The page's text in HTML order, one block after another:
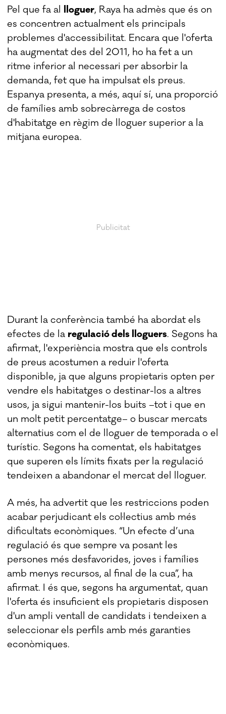
Pel que fa al lloguer, Raya ha admès que és on
es concentren actualment els principals
problemes d'accessibilitat. Encara que l'oferta
ha augmentat des del 2011, ho ha fet a un
ritme inferior al necessari per absorbir la
demanda, fet que ha impulsat els preus.
Espanya presenta, a més, aquí sí, una proporció
de famílies amb sobrecàrrega de costos
d'habitatge en règim de lloguer superior a la
mitjana europea.
Durant la conferència també ha abordat els
efectes de la regulació dels lloguers. Segons ha
afirmat, l'experiència mostra que els controls
de preus acostumen a reduir l'oferta
disponible, ja que alguns propietaris opten per
vendre els habitatges o destinar-los a altres
usos, ja sigui mantenir-los buits –tot i que en
un molt petit percentatge– o buscar mercats
alternatius com el de lloguer de temporada o el
turístic. Segons ha comentat, els habitatges
que superen els límits fixats per la regulació
tendeixen a abandonar el mercat del lloguer.
A més, ha advertit que les restriccions poden
acabar perjudicant els col·lectius amb més
dificultats econòmiques. “Un efecte d’una
regulació és que sempre va posant les
persones més desfavorides, joves i famílies
amb menys recursos, al final de la cua”, ha
afirmat. I és que, segons ha argumentat, quan
l'oferta és insuficient els propietaris disposen
d'un ampli ventall de candidats i tendeixen a
seleccionar els perfils amb més garanties
econòmiques.